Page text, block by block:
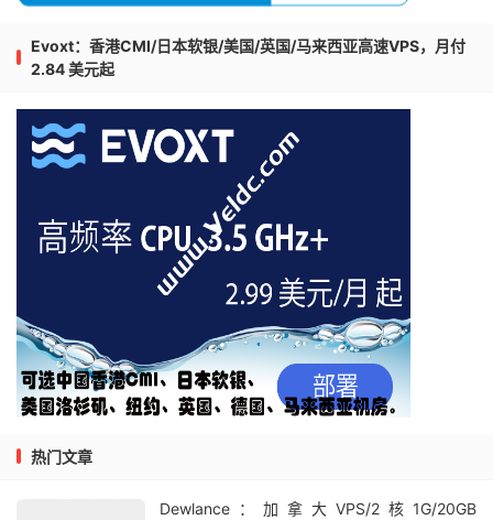
Evoxt：香港CMI/日本软银/美国/英国/马来西亚高速VPS，月付
2.84 美元起
热门文章
Dewlance：加拿大VPS/2核1G/20GB